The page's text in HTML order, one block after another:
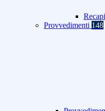
Provvedimenti 148